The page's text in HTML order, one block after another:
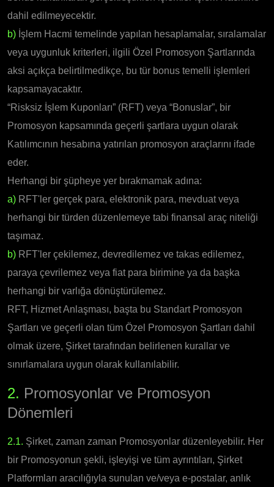
dahil edilmeyecektir.
b) İşlem Hacmi temelinde yapılan hesaplamalar, sıralamalar
veya uygunluk kriterleri, ilgili Özel Promosyon Şartlarında
aksi açıkça belirtilmedikçe, bu tür bonus temelli işlemleri
kapsamayacaktır.
“Risksiz İşlem Kuponları” (RFT) veya “Bonuslar”, bir
Promosyon kapsamında geçerli şartlara uygun olarak
Katılımcının hesabına yatırılan promosyon araçlarını ifade
eder.
Herhangi bir şüpheye yer bırakmamak adına:
a) RFT'ler gerçek para, elektronik para, mevduat veya
herhangi bir türden düzenlemeye tabi finansal araç niteliği
taşımaz.
b) RFT'ler çekilemez, devredilemez ve takas edilemez,
paraya çevrilemez veya fiat para birimine ya da başka
herhangi bir varlığa dönüştürülemez.
RFT, Hizmet Anlaşması, başta bu Standart Promosyon
Şartları ve geçerli olan tüm Özel Promosyon Şartları dahil
olmak üzere, Şirket tarafından belirlenen kurallar ve
sınırlamalara uygun olarak kullanılabilir.
2. Promosyonlar ve Promosyon
Dönemleri
2.1. Şirket, zaman zaman Promosyonlar düzenleyebilir. Her
bir Promosyonun şekli, işleyişi ve tüm ayrıntıları, Şirket
Platformları aracılığıyla sunulan ve/veya e-postalar, anlık